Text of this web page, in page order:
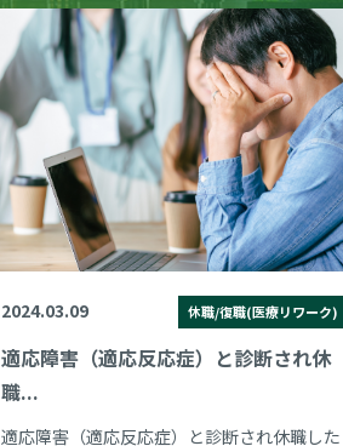
2024.03.09 休職/復職(医療リワーク)
適応障害（適応反応症）と診断され休
職...
適応障害（適応反応症）と診断され休職した